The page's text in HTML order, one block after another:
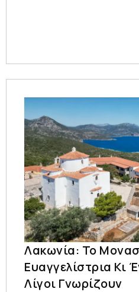
Λακωνία: Το
Ευαγγελίστρια Κι
Λίγοι Γνωρίζουν